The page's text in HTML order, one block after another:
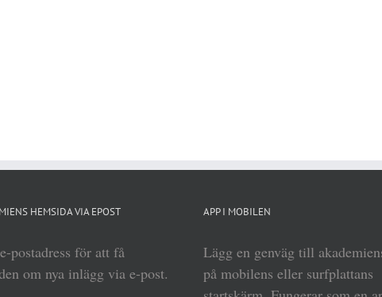
HEMSIDA VIA EPOST
postadress för att få
om nya inlägg via e-post.
APP I MOBILEN
Lägg en genväg till
på mobilens eller surfplattans